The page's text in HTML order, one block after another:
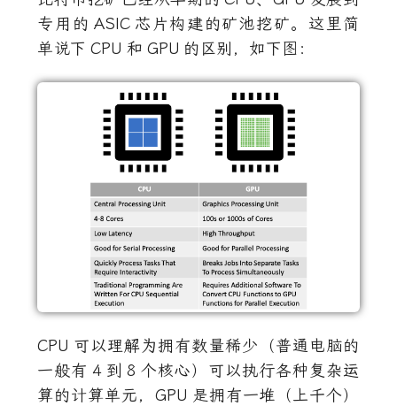
专用的 ASIC 芯片构建的矿池挖矿。这里简
单说下 CPU 和 GPU 的区别，如下图：
CPU 可以理解为拥有数量稀少（普通电脑的
一般有 4 到 8 个核心）可以执行各种复杂运
算的计算单元， GPU 是拥有一堆（上千个）